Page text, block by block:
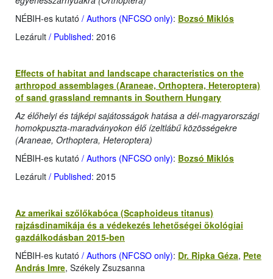
NÉBIH-es kutató / Authors (NFCSO only): Bozsó Miklós
Lezárult / Published: 2016
Effects of habitat and landscape characteristics on the
arthropod assemblages (Araneae, Orthoptera, Heteroptera)
of sand grassland remnants in Southern Hungary
Az élőhelyi és tájképi sajátosságok hatása a dél-magyarországi
homokpuszta-maradványokon élő ízeltlábű közösségekre
(Araneae, Orthoptera, Heteroptera)
NÉBIH-es kutató / Authors (NFCSO only): Bozsó Miklós
Lezárult / Published: 2015
Az amerikai szőlőkabóca (Scaphoideus titanus)
rajzásdinamikája és a védekezés lehetőségei ökológiai
gazdálkodásban 2015-ben
NÉBIH-es kutató / Authors (NFCSO only): Dr. Ripka Géza, Pete
András Imre, Székely Zsuzsanna